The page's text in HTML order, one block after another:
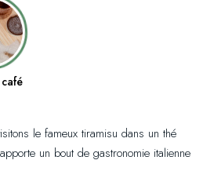
le fameux tiramisu dans un thé
un bout de gastronomie italienne